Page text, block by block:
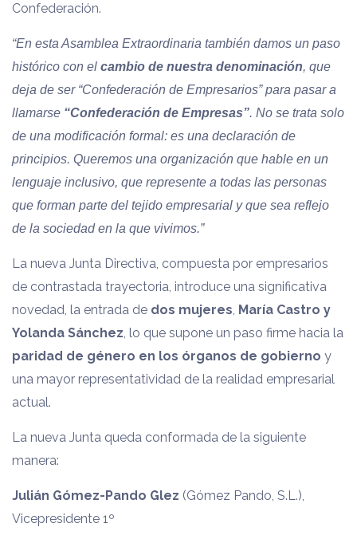
Confederación.
“En esta Asamblea Extraordinaria también damos un paso
histórico con el cambio de nuestra denominación, que
deja de ser “Confederación de Empresarios” para pasar a
llamarse “Confederación de Empresas”. No se trata solo
de una modificación formal: es una declaración de
principios. Queremos una organización que hable en un
lenguaje inclusivo, que represente a todas las personas
que forman parte del tejido empresarial y que sea reflejo
de la sociedad en la que vivimos.”
La nueva Junta Directiva, compuesta por empresarios
de contrastada trayectoria, introduce una significativa
novedad, la entrada de dos mujeres, María Castro y
Yolanda Sánchez, lo que supone un paso firme hacia la
paridad de género en los órganos de gobierno y
una mayor representatividad de la realidad empresarial
actual.
La nueva Junta queda conformada de la siguiente
manera:
Julián Gómez-Pando Glez (Gómez Pando, S.L.),
Vicepresidente 1º